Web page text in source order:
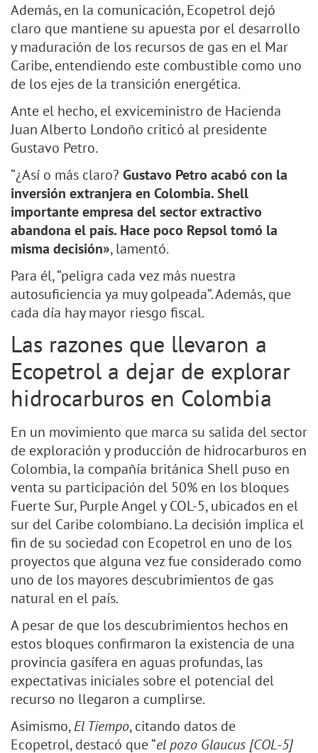
Además, en la comunicación, Ecopetrol dejó
claro que mantiene su apuesta por el desarrollo
y maduración de los recursos de gas en el Mar
Caribe, entendiendo este combustible como uno
de los ejes de la transición energética.
Ante el hecho, el exviceministro de Hacienda
Juan Alberto Londoño criticó al presidente
Gustavo Petro.
“¿Así o más claro? Gustavo Petro acabó con la
inversión extranjera en Colombia. Shell
importante empresa del sector extractivo
abandona el país. Hace poco Repsol tomó la
misma decisión», lamentó.
Para él, “peligra cada vez más nuestra
autosuficiencia ya muy golpeada”. Además, que
cada día hay mayor riesgo fiscal.
Las razones que llevaron a
Ecopetrol a dejar de explorar
hidrocarburos en Colombia
En un movimiento que marca su salida del sector
de exploración y producción de hidrocarburos en
Colombia, la compañía británica Shell puso en
venta su participación del 50% en los bloques
Fuerte Sur, Purple Angel y COL-5, ubicados en el
sur del Caribe colombiano. La decisión implica el
fin de su sociedad con Ecopetrol en uno de los
proyectos que alguna vez fue considerado como
uno de los mayores descubrimientos de gas
natural en el país.
A pesar de que los descubrimientos hechos en
estos bloques confirmaron la existencia de una
provincia gasífera en aguas profundas, las
expectativas iniciales sobre el potencial del
recurso no llegaron a cumplirse.
Asimismo,El Tiempo, citando datos de
Ecopetrol, destacó que “el pozo Glaucus [COL-5]